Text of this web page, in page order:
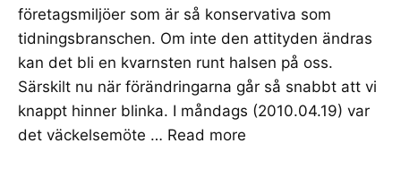
företagsmiljöer som är så konservativa som
tidningsbranschen. Om inte den attityden ändras
kan det bli en kvarnsten runt halsen på oss.
Särskilt nu när förändringarna går så snabbt att vi
knappt hinner blinka. I måndags (2010.04.19) var
det väckelsemöte … Read more